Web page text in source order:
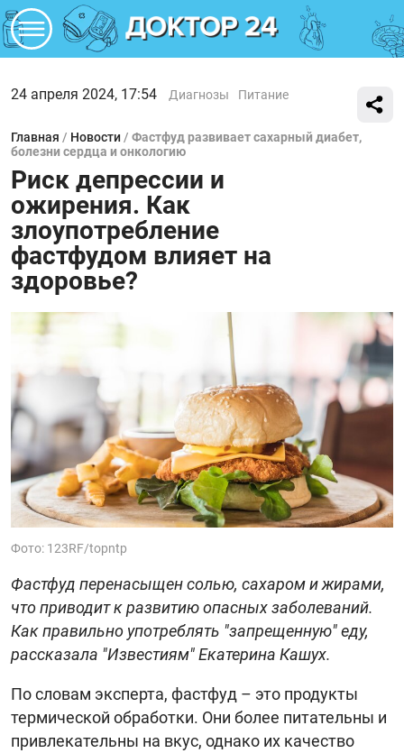
24 апреля 2024, 17:54 Диагнозы Питание
Главная / Новости / Фастфуд развивает сахарный диабет,
болезни сердца и онкологию
Риск депрессии и
ожирения. Как
злоупотребление
фастфудом влияет на
здоровье?
Фото: 123RF/topntp
Фастфуд перенасыщен солью, сахаром и жирами,
что приводит к развитию опасных заболеваний.
Как правильно употреблять "запрещенную" еду,
рассказала "Известиям" Екатерина Кашух.
По словам эксперта, фастфуд – это продукты
термической обработки. Они более питательны и
привлекательны на вкус, однако их качество